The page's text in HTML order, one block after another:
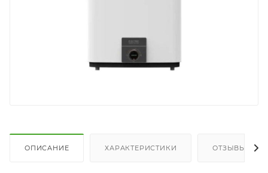
ОПИСАНИЕ ХАРАКТЕРИСТИКИ ОТЗЫВЫ